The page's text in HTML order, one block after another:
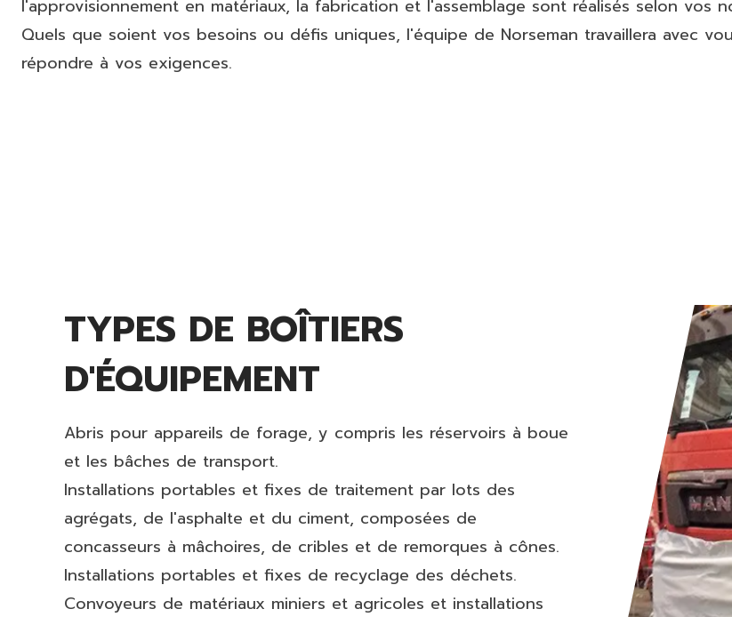
l'approvisionnement en matériaux, la fabrication et l'assemblage sont réalisés selon vos
Quels que soient vos besoins ou défis uniques, l'équipe de Norseman travaillera avec
répondre à vos exigences.
TYPES DE BOÎTIERS
D'ÉQUIPEMENT
Abris pour appareils de forage, y compris les réservoirs à boue
et les bâches de transport.
Installations portables et fixes de traitement par lots des
agrégats, de l'asphalte et du ciment, composées de
concasseurs à mâchoires, de cribles et de remorques à cônes.
Installations portables et fixes de recyclage des déchets.
Convoyeurs de matériaux miniers et agricoles et installations